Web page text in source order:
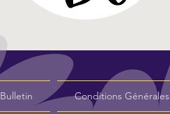
Bulletin Conditions Générales